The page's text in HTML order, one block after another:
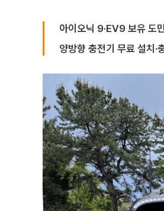
아이오닉 9·EV9 보유 도
양방향 충전기 무료 설치·